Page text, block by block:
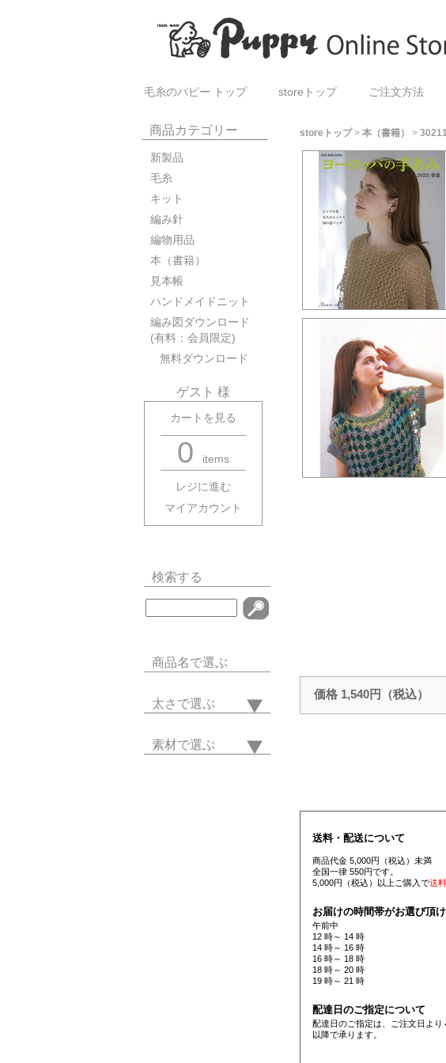
毛糸のパピー トップ storeトップ ご注文方法
商品カテゴリー
新製品
毛糸
キット
編み針
編物用品
本（書籍）
見本帳
ハンドメイドニット
編み図ダウンロード
(有料：会員限定)
無料ダウンロード
ゲスト 様
カートを見る
0 items
レジに進む
マイアカウント
検索する
商品名で選ぶ
太さで選ぶ
素材で選ぶ
storeトップ> 本（書籍） >
価格 1,540円（税込）
送料・配送について
商品代金 5,000円（税込）未満
全国一律 550円です。
5,000円（税込）以上ご購入で送
お届けの時間帯がお選び頂け
午前中
12 時～ 14 時
14 時～ 16 時
16 時～ 18 時
18 時～ 20 時
19 時～ 21 時
配達日のご指定について
配達日のご指定は、ご注文日より
以降で承ります。